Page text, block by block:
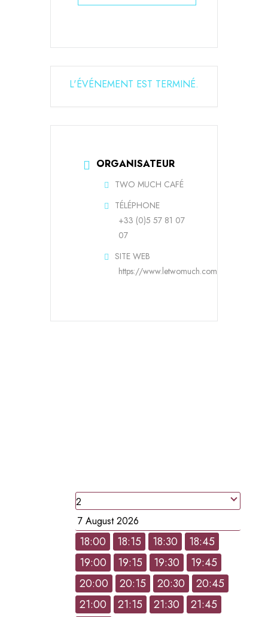
L'ÉVÉNEMENT EST TERMINÉ.
ORGANISATEUR
TWO MUCH CAFÉ
TÉLÉPHONE
+33 (0)5 57 81 07
07
SITE WEB
https://www.letwomuch.com
18:00 18:15 18:30
18:45
19:00
19:15 19:30
19:45
20:00
20:15 20:30
20:45
21:00
21:15 21:30
21:45